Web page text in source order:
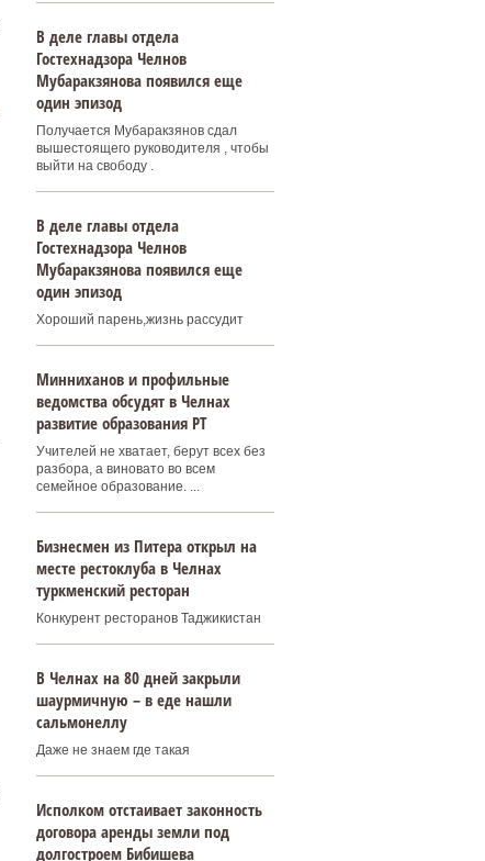
В деле главы отдела
Гостехнадзора Челнов
Мубаракзянова появился еще
один эпизод
Получается Мубаракзянов сдал
вышестоящего руководителя , чтобы
выйти на свободу .
В деле главы отдела
Гостехнадзора Челнов
Мубаракзянова появился еще
один эпизод
Хороший парень,жизнь рассудит
Минниханов и профильные
ведомства обсудят в Челнах
развитие образования РТ
Учителей не хватает, берут всех без
разбора, а виновато во всем
семейное образование. ...
Бизнесмен из Питера открыл на
месте рестоклуба в Челнах
туркменский ресторан
Конкурент ресторанов Таджикистан
В Челнах на 80 дней закрыли
шаурмичную – в еде нашли
сальмонеллу
Даже не знаем где такая
Исполком отстаивает законность
договора аренды земли под
долгостроем Бибишева